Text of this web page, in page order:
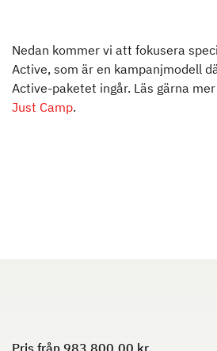
XL I
Integrerad med dubbelgolv
och vattenburen värme
Nedan kommer vi att fokusera
Active, som är en kampanjmodell
Active-paketet ingår. Läs gärna
Just Camp.
Pris från 983 800,00 kr